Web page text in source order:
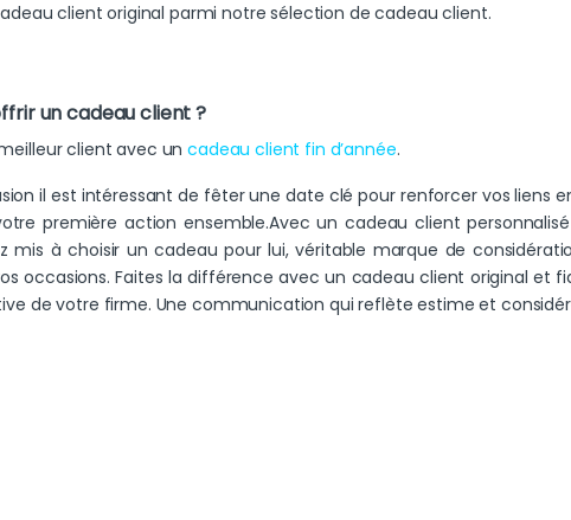
client original parmi notre sélection de cadeau client.
un cadeau client ?
client avec uncadeau client fin d’année.
il est intéressant de fêter une date clé pour renforcer vos
première action ensemble.Avec un cadeau client
mis à choisir un cadeau pour lui, véritable marque de
occasions. Faites la différence avec un cadeau client original et
de votre firme. Une communication qui reflète estime et